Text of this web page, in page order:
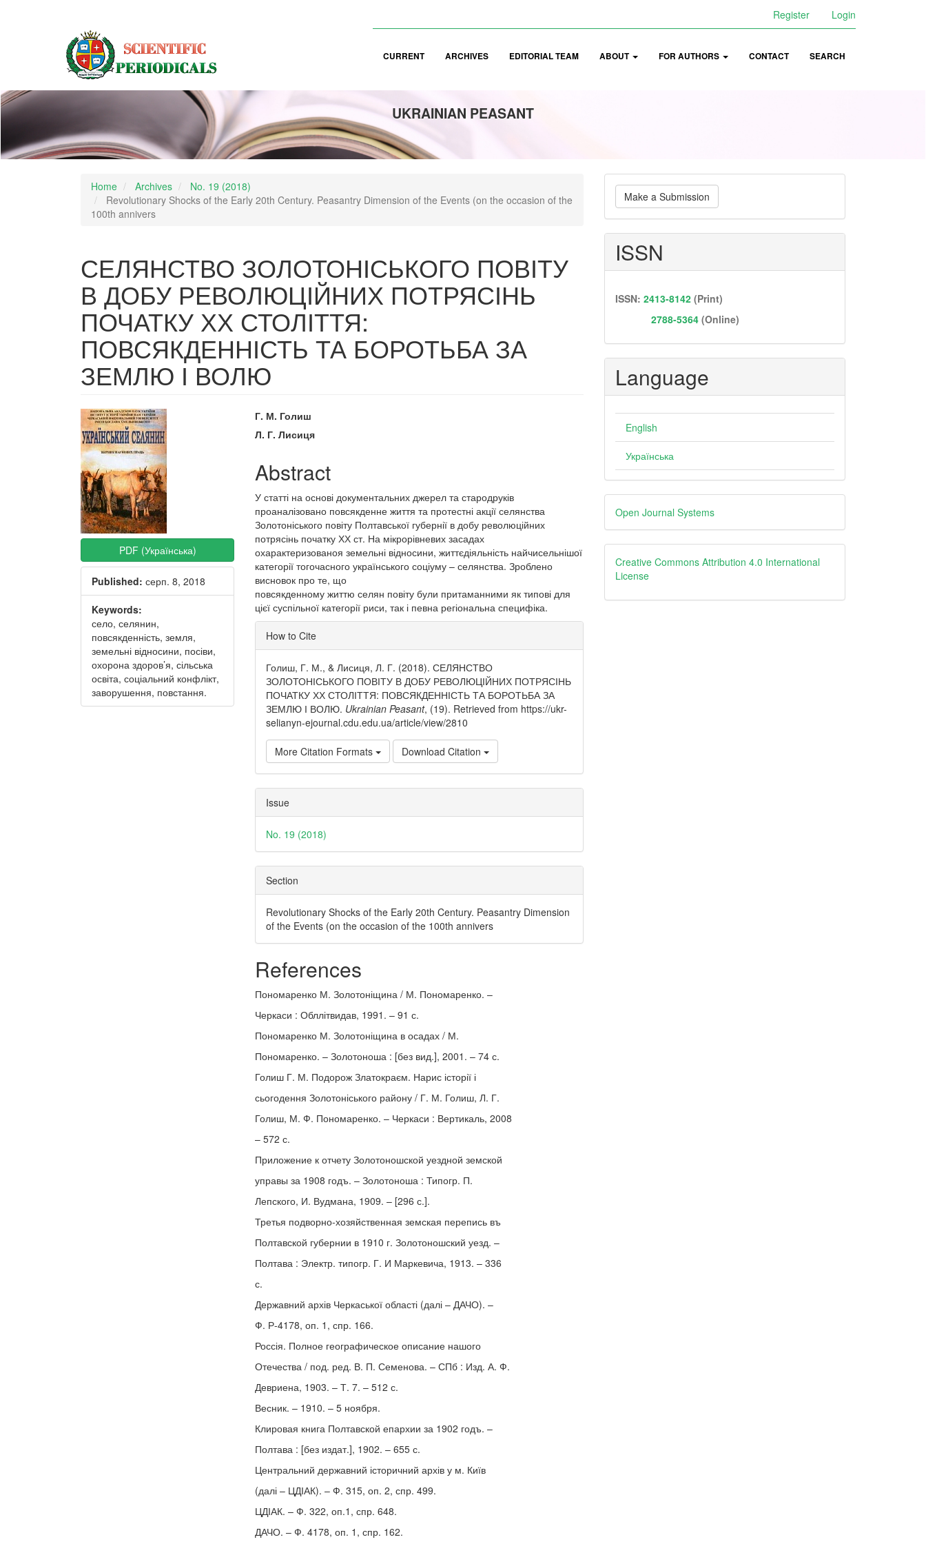
Register Login
CURRENT ARCHIVES EDITORIAL TEAM ABOUT FOR AUTHORS CONTACT SEARCH
UKRAINIAN PEASANT
Home Archives
No. 19 (2018)
Revolutionary Shocks of the Early 20th Century. Peasantry Dimension of the Events (on the occasion of the
100th annivers
СЕЛЯНСТВО ЗОЛОТОНІСЬКОГО ПОВІТУ
В ДОБУ РЕВОЛЮЦІЙНИХ ПОТРЯСІНЬ
ПОЧАТКУ ХХ СТОЛІТТЯ:
ПОВСЯКДЕННІСТЬ ТА БОРОТЬБА ЗА
ЗЕМЛЮ І ВОЛЮ
Article
Sidebar
PDF (Українська)
Published: серп. 8, 2018
Keywords:
село, селянин,
повсякденність, земля,
земельні відносини, посіви,
охорона здоров’я, сільська
освіта, соціальний конфлікт,
заворушення, повстання.
Main
Article
Content
Г. М. Голиш
Л. Г. Лисиця
Abstract
У статті на основі документальних джерел та стародруків
проаналізовано повсякденне життя та протестні акції селянства
Золотоніського повіту Полтавської губернії в добу революційних
потрясінь початку ХХ ст. На мікрорівневих засадах
охарактеризованоя земельні відносини, життєдіяльність найчисельнішої
категорії тогочасного українського соціуму – селянства. Зроблено
висновок про те, що
повсякденному життю селян повіту були притаманними як типові для
цієї суспільної категорії риси, так і певна регіональна специфіка.
Article
Details
How to Cite
Голиш, Г. М., & Лисиця, Л. Г. (2018). СЕЛЯНСТВО
ЗОЛОТОНІСЬКОГО ПОВІТУ В ДОБУ РЕВОЛЮЦІЙНИХ ПОТРЯСІНЬ
ПОЧАТКУ ХХ СТОЛІТТЯ: ПОВСЯКДЕННІСТЬ ТА БОРОТЬБА ЗА
ЗЕМЛЮ І ВОЛЮ. Ukrainian Peasant, (19). Retrieved from https://ukr-
selianyn-ejournal.cdu.edu.ua/article/view/2810
More Citation Formats Download Citation
Issue
No. 19 (2018)
Section
Revolutionary Shocks of the Early 20th Century. Peasantry Dimension
of the Events (on the occasion of the 100th annivers
References
Пономаренко М. Золотоніщина / М. Пономаренко. –
Черкаси : Обллітвидав, 1991. – 91 с.
Пономаренко М. Золотоніщина в осадах / М.
Пономаренко. – Золотоноша : [без вид.], 2001. – 74 с.
Голиш Г. М. Подорож Златокраєм. Нарис історії і
сьогодення Золотоніського району / Г. М. Голиш, Л. Г.
Голиш, М. Ф. Пономаренко. – Черкаси : Вертикаль, 2008
– 572 с.
Приложение к отчету Золотоношской уездной земской
управы за 1908 годъ. – Золотоноша : Типогр. П.
Лепского, И. Вудмана, 1909. – [296 с.].
Третья подворно-хозяйственная земская перепись въ
Полтавской губернии в 1910 г. Золотоношский уезд. –
Полтава : Электр. типогр. Г. И Маркевича, 1913. – 336
с.
Державний архів Черкаської області (далі – ДАЧО). –
Ф. Р-4178, оп. 1, спр. 166.
Россія. Полное географическое описание нашого
Отечества / под. ред. В. П. Семенова. – СПб : Изд. А. Ф.
Девриена, 1903. – Т. 7. – 512 с.
Весник. – 1910. – 5 ноября.
Клировая книга Полтавской епархии за 1902 годъ. –
Полтава : [без издат.], 1902. – 655 с.
Центральний державний історичний архів у м. Київ
(далі – ЦДІАК). – Ф. 315, оп. 2, спр. 499.
ЦДІАК. – Ф. 322, оп.1, спр. 648.
ДАЧО. – Ф. 4178, оп. 1, спр. 162.
Make
a
Submission
Make a Submission
ISSN
ISSN: 2413-8142 (Print)
2788-5364 (Online)
Language
English
Українська
Developed
By
Open Journal Systems
Creative
Creative Commons Attribution 4.0 International
License